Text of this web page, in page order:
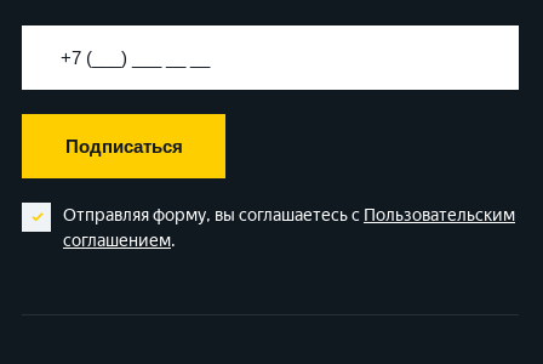
Подписаться
Отправляя форму, вы соглашаетесь с Пользовательским
соглашением.